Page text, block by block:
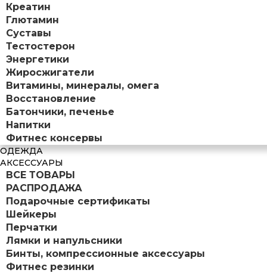
Креатин
Глютамин
Суставы
Тестостерон
Энергетики
Жиросжигатели
Витамины, минералы, омега
Восстановление
Батончики, печенье
Напитки
Фитнес консервы
ОДЕЖДА
АКСЕССУАРЫ
ВСЕ ТОВАРЫ
РАСПРОДАЖА
Подарочные сертификаты
Шейкеры
Перчатки
Лямки и напульсники
Бинты, компрессионные аксессуары
Фитнес резинки